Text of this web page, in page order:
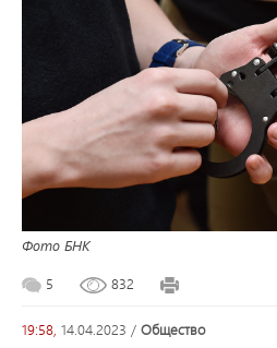
Фото БНК
5 832
19:58, 14.04.2023 / общество